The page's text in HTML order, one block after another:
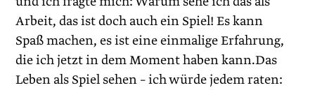
Arbeit, das ist doch auch ein Spiel! Es kann
Spaß machen, es ist eine einmalige Erfahrung,
die ich jetzt in dem Moment haben kann.Das
Leben als Spiel sehen – ich würde jedem raten: